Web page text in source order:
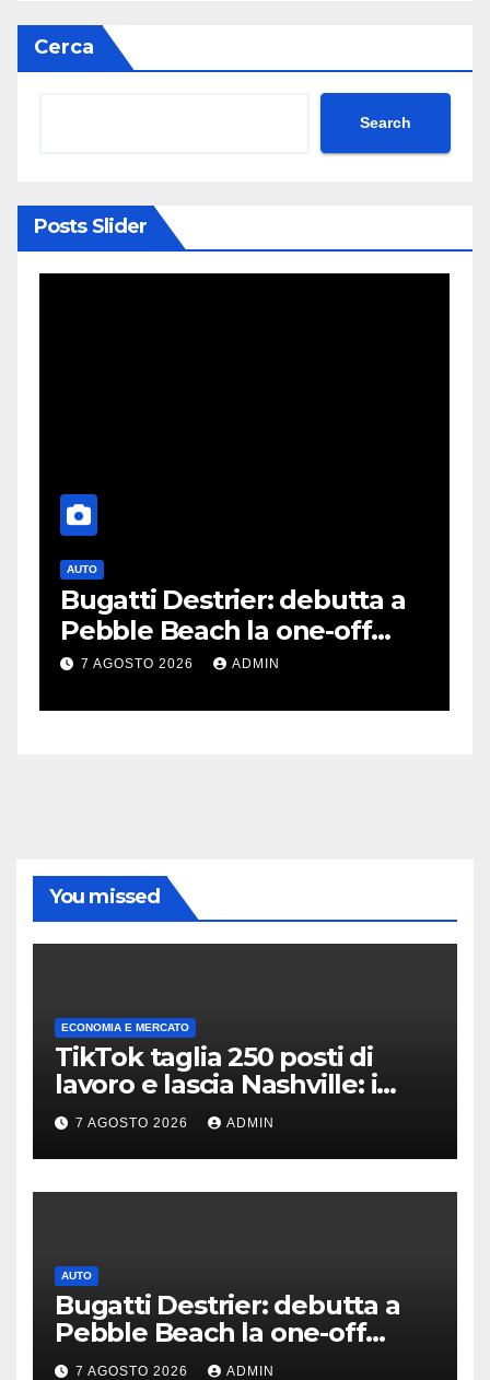
Cerca
Search
Posts Slider
AUTO
Bugatti Destrier: debutta a
Pebble Beach la one-off
derivata dalla Bolide
7 AGOSTO 2026 ADMIN
You missed
ECONOMIA E MERCATO
TikTok taglia 250 posti di
lavoro e lascia Nashville: i
motivi della scelta
7 AGOSTO 2026 ADMIN
AUTO
Bugatti Destrier: debutta a
Pebble Beach la one-off
derivata dalla Bolide
7 AGOSTO 2026 ADMIN